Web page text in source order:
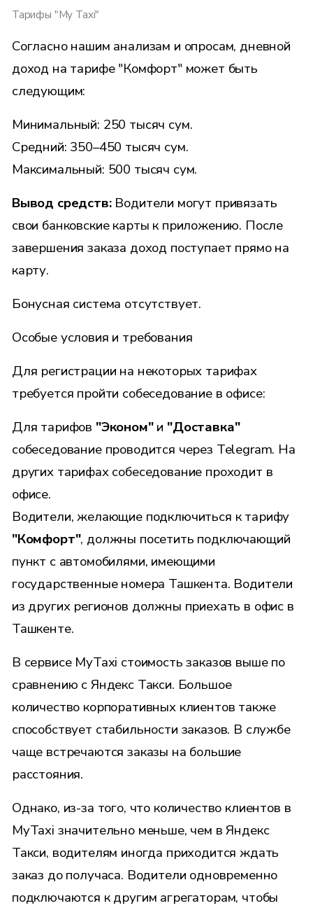
Тарифы "My Taxi"
Согласно нашим анализам и опросам, дневной
доход на тарифе "Комфорт" может быть
следующим:
Минимальный: 250 тысяч сум.
Средний: 350–450 тысяч сум.
Максимальный: 500 тысяч сум.
Вывод средств:Водители могут привязать
свои банковские карты к приложению. После
завершения заказа доход поступает прямо на
карту.
Бонусная система отсутствует.
Особые условия и требования
Для регистрации на некоторых тарифах
требуется пройти собеседование в офисе:
Для тарифов "Эконом"и "Доставка"
собеседование проводится через Telegram. На
других тарифах собеседование проходит в
офисе.
Водители, желающие подключиться к тарифу
"Комфорт", должны посетить подключающий
пункт с автомобилями, имеющими
государственные номера Ташкента. Водители
из других регионов должны приехать в офис в
Ташкенте.
В сервисе MyTaxi стоимость заказов выше по
сравнению с Яндекс Такси. Большое
количество корпоративных клиентов также
способствует стабильности заказов. В службе
чаще встречаются заказы на большие
расстояния.
Однако, из-за того, что количество клиентов в
MyTaxi значительно меньше, чем в Яндекс
Такси, водителям иногда приходится ждать
заказ до получаса. Водители одновременно
подключаются к другим агрегаторам, чтобы